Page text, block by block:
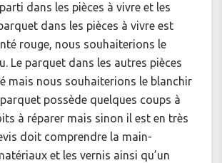
dans les pièces à vivre et les
dans les pièces à vivre est
rouge, nous souhaiterions le
Le parquet dans les autres pièces
mais nous souhaiterions le blanchir
possède quelques coups à
à réparer mais sinon il est en très
doit comprendre la main-
et les vernis ainsi qu’un